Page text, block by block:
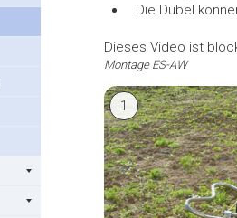
Die Dübel
Dieses Video ist
Montage ES-AW
1